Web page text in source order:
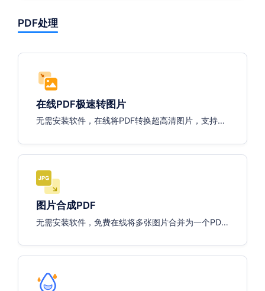
PDF处理
在线PDF极速转图片
无需安装软件，在线将PDF转换超高清图片，支持一
图片合成PDF
无需安装软件，免费在线将多张图片合并为一个PD